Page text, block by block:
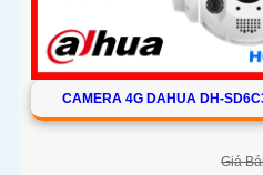
CAMERA 4G DAHUA DH-
Giá